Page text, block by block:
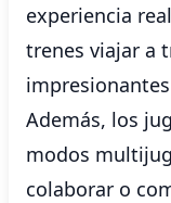
experiencia
trenes viajar a
Además, los
modos
colaborar o